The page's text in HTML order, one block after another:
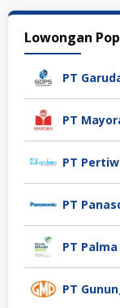
Lowongan
PT
PT
PT
PT
PT
PT